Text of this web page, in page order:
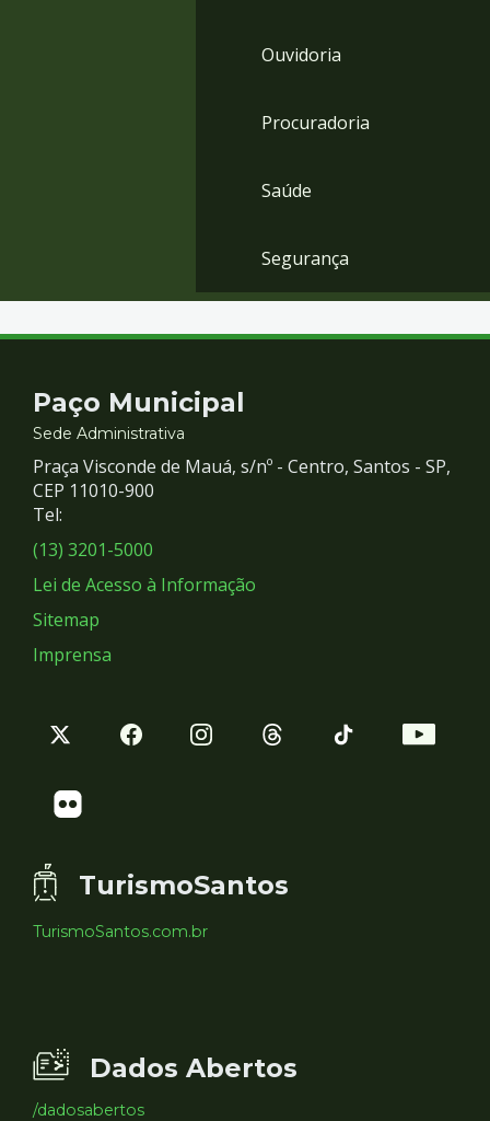
Ouvidoria
Procuradoria
Saúde
Segurança
Contato
e
Redes
Sociais
Paço Municipal
Sede Administrativa
Praça Visconde de Mauá, s/nº - Centro, Santos - SP,
CEP 11010-900
Tel:
(13) 3201-5000
Lei de Acesso à Informação
Sitemap
Imprensa
TurismoSantos
TurismoSantos.com.br
Dados Abertos
/dadosabertos